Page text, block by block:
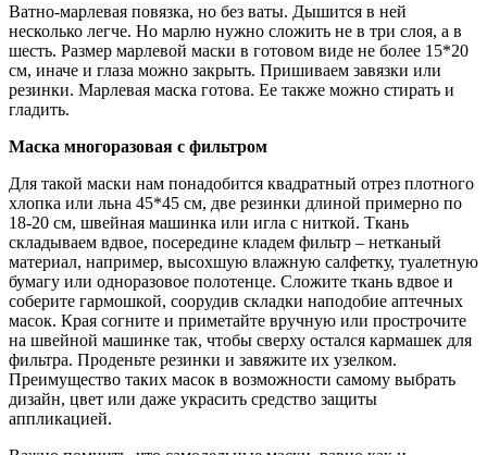
Ватно-марлевая повязка, но без ваты. Дышится в ней
несколько легче. Но марлю нужно сложить не в три слоя, а в
шесть. Размер марлевой маски в готовом виде не более 15*20
см, иначе и глаза можно закрыть. Пришиваем завязки или
резинки. Марлевая маска готова. Ее также можно стирать и
гладить.
Маска многоразовая с фильтром
Для такой маски нам понадобится квадратный отрез плотного
хлопка или льна 45*45 см, две резинки длиной примерно по
18-20 см, швейная машинка или игла с ниткой. Ткань
складываем вдвое, посередине кладем фильтр – нетканый
материал, например, высохшую влажную салфетку, туалетную
бумагу или одноразовое полотенце. Сложите ткань вдвое и
соберите гармошкой, соорудив складки наподобие аптечных
масок. Края согните и приметайте вручную или прострочите
на швейной машинке так, чтобы сверху остался кармашек для
фильтра. Проденьте резинки и завяжите их узелком.
Преимущество таких масок в возможности самому выбрать
дизайн, цвет или даже украсить средство защиты
аппликацией.